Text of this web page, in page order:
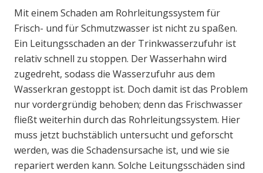
Mit einem Schaden am Rohrleitungssystem für
Frisch- und für Schmutzwasser ist nicht zu spaßen.
Ein Leitungsschaden an der Trinkwasserzufuhr ist
relativ schnell zu stoppen. Der Wasserhahn wird
zugedreht, sodass die Wasserzufuhr aus dem
Wasserkran gestoppt ist. Doch damit ist das Problem
nur vordergründig behoben; denn das Frischwasser
fließt weiterhin durch das Rohrleitungssystem. Hier
muss jetzt buchstäblich untersucht und geforscht
werden, was die Schadensursache ist, und wie sie
repariert werden kann. Solche Leitungsschäden sind